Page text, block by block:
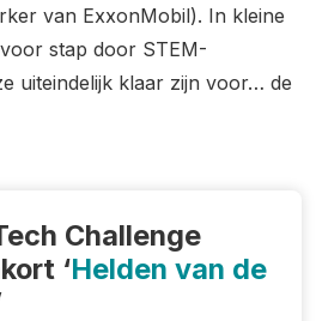
van ExxonMobil). In kleine
stap door STEM-
uiteindelijk klaar zijn voor… de
Challenge
‘Helden van de